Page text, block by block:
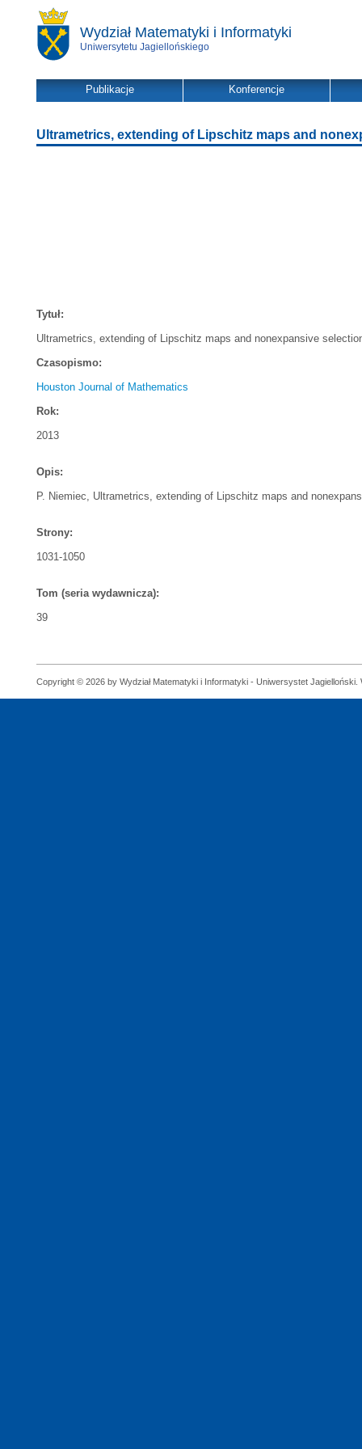
Wydział Matematyki i Informatyki
Uniwersytetu Jagiellońskiego
Publikacje Konferencje
Ultrametrics, extending of Lipschitz maps and
Tytuł:
Ultrametrics, extending of Lipschitz maps and nonexpansive
Czasopismo:
Houston Journal of Mathematics
Rok:
2013
Opis:
P. Niemiec, Ultrametrics, extending of Lipschitz maps and
Strony:
1031-1050
Tom (seria wydawnicza):
39
Copyright © 2026 by Wydział Matematyki i Informatyki - Uniwersystet